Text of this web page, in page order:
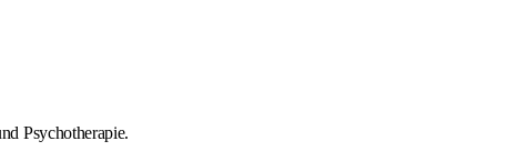
Psychotherapie.